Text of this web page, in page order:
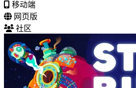
移动端
网页版
社区